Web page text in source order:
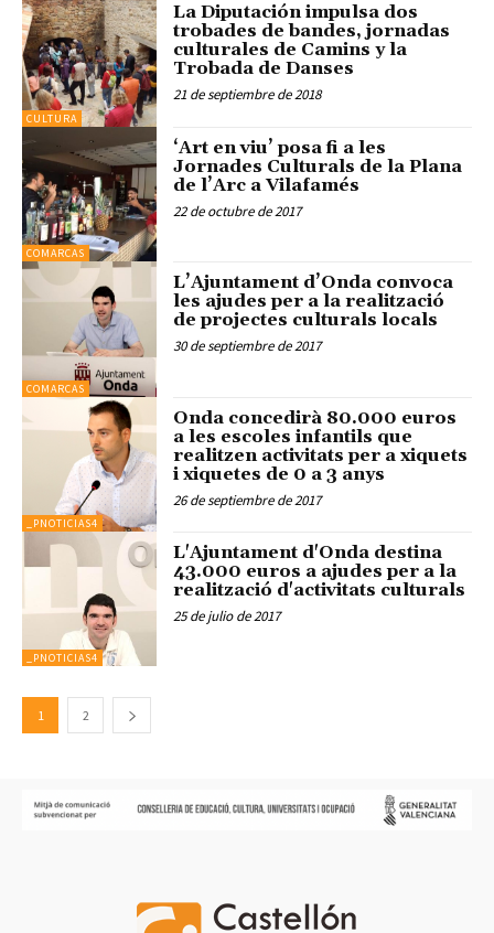
CULTURA
La Diputación impulsa dos
trobades de bandes, jornadas
culturales de Camins y la
Trobada de Danses
21 de septiembre de 2018
COMARCAS
‘Art en viu’ posa fi a les
Jornades Culturals de la Plana
de l’Arc a Vilafamés
22 de octubre de 2017
COMARCAS
L’Ajuntament d’Onda convoca
les ajudes per a la realització
de projectes culturals locals
30 de septiembre de 2017
_PNOTICIAS4
Onda concedirà 80.000 euros
a les escoles infantils que
realitzen activitats per a xiquets
i xiquetes de 0 a 3 anys
26 de septiembre de 2017
_PNOTICIAS4
L'Ajuntament d'Onda destina
43.000 euros a ajudes per a la
realització d'activitats culturals
25 de julio de 2017
1 2